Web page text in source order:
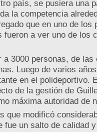
país, se pusiera una
la competencia
que en uno de los
a ver uno de los
a 3000 personas, de
Luego de varios
en el polideportivo.
de la gestión de
máxima autoridad de
que modificó
fue un salto de calidad